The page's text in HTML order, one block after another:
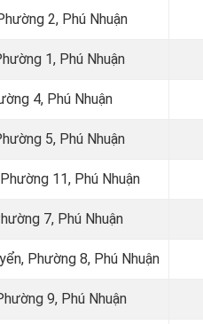
2, Phú Nhuận
1, Phú Nhuận
4, Phú Nhuận
5, Phú Nhuận
11, Phú Nhuận
7, Phú Nhuận
Phường 8, Phú Nhuận
9, Phú Nhuận